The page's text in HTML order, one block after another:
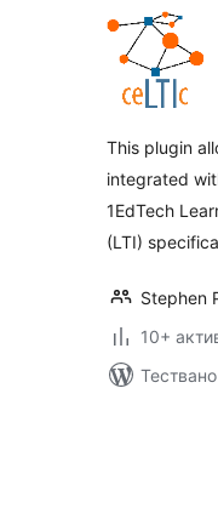
This plugin
integrated
1EdTech
(LTI)
Stephen
10+